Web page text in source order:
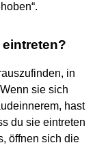
in
sie sich
hast
du sie eintreten
öffnen sich die